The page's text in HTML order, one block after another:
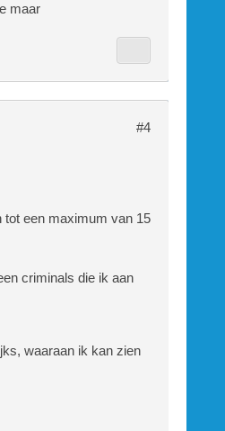
maar
#4
tot een maximum van 15
criminals die ik aan
waaraan ik kan zien